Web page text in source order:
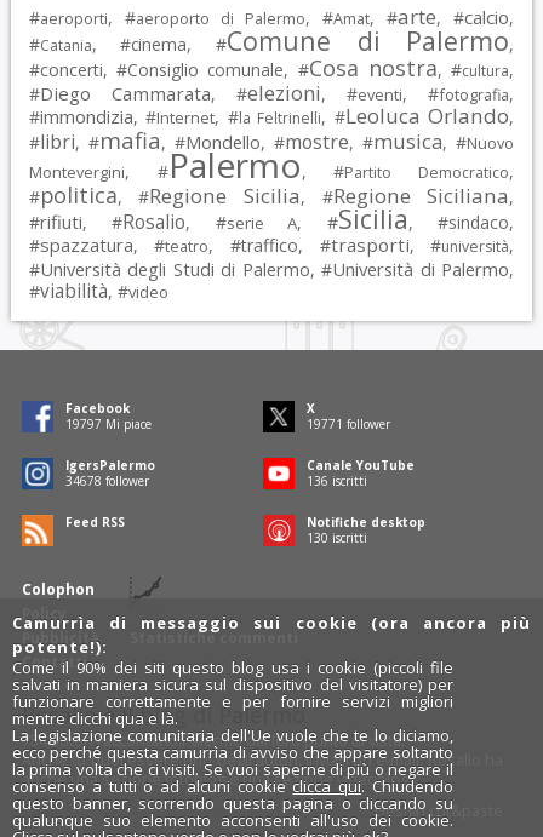
#aeroporti, #aeroporto di Palermo, #Amat, #arte, #calcio,
#Catania, #cinema, #Comune di Palermo,
#concerti, #Consiglio comunale, #Cosa nostra, #cultura,
#Diego Cammarata, #elezioni, #eventi, #fotografia,
#immondizia, #Internet, #la Feltrinelli, #Leoluca Orlando,
#libri, #mafia, #Mondello, #mostre, #musica, #Nuovo
Montevergini, #Palermo, #Partito Democratico,
#politica, #Regione Sicilia, #Regione Siciliana,
#rifiuti, #Rosalio, #serie A, #Sicilia, #sindaco,
#spazzatura, #teatro, #traffico, #trasporti, #università,
#Università degli Studi di Palermo, #Università di Palermo,
#viabilità, #video
Colophon
Policy
Pubblicità
Contatti
Statistiche commenti
Facebook
19797 Mi piace
X
19771 follower
IgersPalermo
34678 follower
Canale YouTube
136 iscritti
Feed RSS
Notifiche desktop
130 iscritti
Rosalio è il blog di Palermo
754 autoriraccontano Palermo dal loro punto di vista.
Anche tu puoi essere uno degli autori: inviaci un'e-mail. Rosalio ha
anche una sezionefotobloge una sezionevideoblog.
Designcut&paste
Camurrìa di messaggio sui cookie (ora ancora più
potente!):
Come il 90% dei siti questo blog usa i cookie (piccoli file
salvati in maniera sicura sul dispositivo del visitatore) per
funzionare correttamente e per fornire servizi migliori
mentre clicchi qua e là.
La legislazione comunitaria dell'Ue vuole che te lo diciamo,
ecco perché questa camurrìa di avviso che appare soltanto
la prima volta che ci visiti. Se vuoi saperne di più o negare il
consenso a tutti o ad alcuni cookie clicca qui. Chiudendo
questo banner, scorrendo questa pagina o cliccando su
qualunque suo elemento acconsenti all'uso dei cookie.